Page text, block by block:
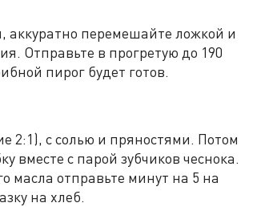
аккуратно перемешайте ложкой и
Отправьте в прогретую до 190
пирог будет готов.
2:1), с солью и пряностями. Потом
вместе с парой зубчиков чеснока.
масла отправьте минут на 5 на
на хлеб.